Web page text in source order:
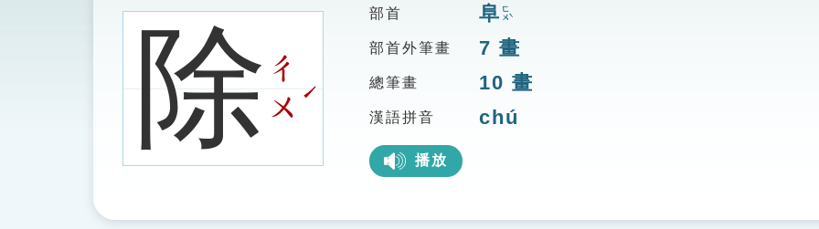
圖
圖
除ㄔ
ㄨ
ˊ
部首 阜ㄈㄨˋ
部首外筆畫 7 畫
總筆畫 10 畫
漢語拼音 chú
播放